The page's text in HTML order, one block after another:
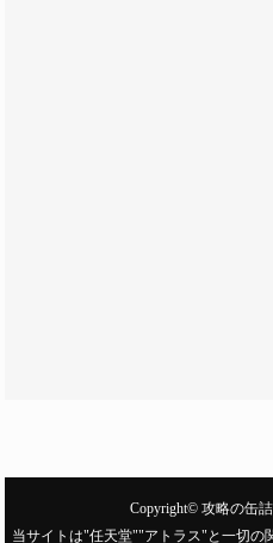
Copyright© 攻略の缶詰
当サイトは"任天堂""アトラス"と一切の